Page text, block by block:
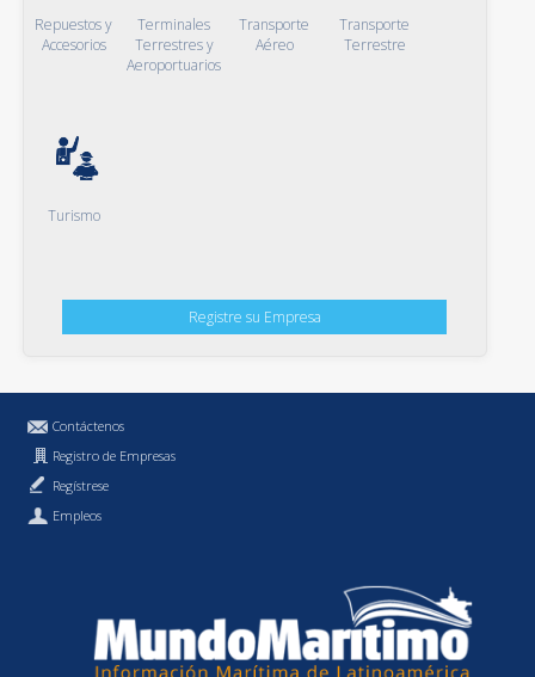
Repuestos y
Accesorios
Terminales
Terrestres y
Aeroportuarios
Transporte
Aéreo
Transporte
Terrestre
Turismo
Registre su Empresa
Contáctenos
Registro de Empresas
Regístrese
Empleos